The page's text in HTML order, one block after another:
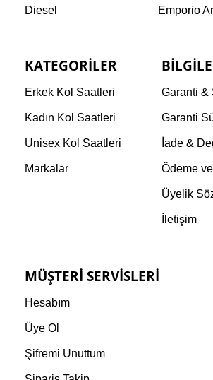
Diesel
Emporio
KATEGORILER
Erkek Kol Saatleri
Kadın Kol Saatleri
Unisex Kol Saatleri
Markalar
Garanti &
Garanti
İade &
Ödeme
Üyelik
İletişim
MÜŞTERI SERVISLERI
Hesabım
Üye Ol
Şifremi Unuttum